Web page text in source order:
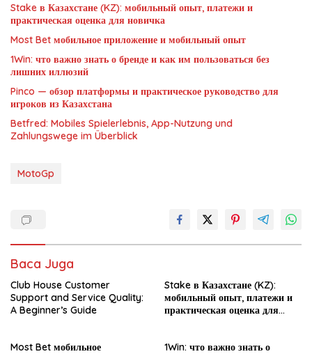
Stake в Казахстане (KZ): мобильный опыт, платежи и
практическая оценка для новичка
Most Bet мобильное приложение и мобильный опыт
1Win: что важно знать о бренде и как им пользоваться без
лишних иллюзий
Pinco — обзор платформы и практическое руководство для
игроков из Казахстана
Betfred: Mobiles Spielerlebnis, App-Nutzung und
Zahlungswege im Überblick
MotoGp
Baca Juga
Club House Customer
Support and Service Quality:
A Beginner’s Guide
Stake в Казахстане (KZ):
мобильный опыт, платежи и
практическая оценка для
Most Bet мобильное
1Win: что важно знать о